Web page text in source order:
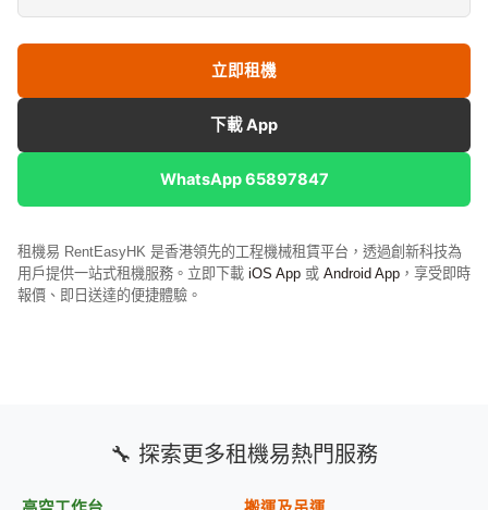
立即租機
下載 App
WhatsApp 65897847
租機易 RentEasyHK 是香港領先的工程機械租賃平台，透過創新科技為
用戶提供一站式租機服務。立即下載 iOS App 或 Android App ，享受即時
報價、即日送達的便捷體驗。
🔧 探索更多租機易熱門服務